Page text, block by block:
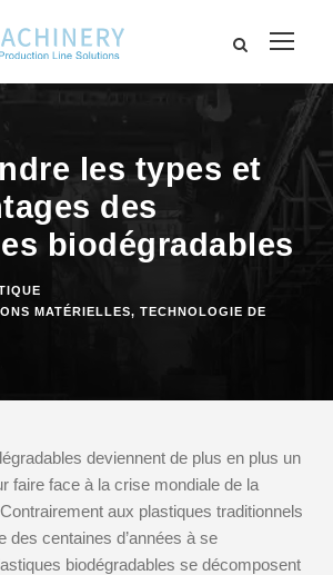
les types et
des
biodégradables
MATÉRIELLES, TECHNOLOGIE DE
deviennent de plus en plus un
faire face à la crise mondiale de la
aux plastiques traditionnels
des centaines d’années à se
biodégradables se décomposent